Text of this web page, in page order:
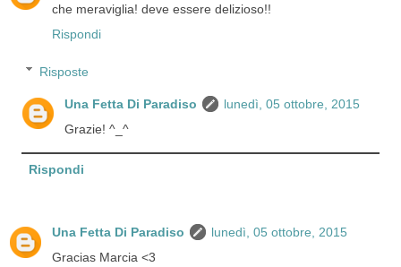
che meraviglia! deve essere delizioso!!
Rispondi
Risposte
Una Fetta Di Paradiso
lunedì, 05 ottobre, 2015
Grazie! ^_^
Rispondi
Una Fetta Di Paradiso
lunedì, 05 ottobre, 2015
Gracias Marcia <3